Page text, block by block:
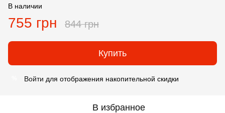
В наличии
755 грн 844 грн
Купить
Войти для отображения накопительной скидки
В избранное